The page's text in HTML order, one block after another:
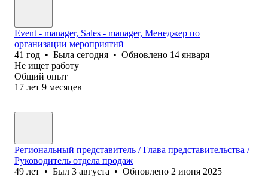
Event - manager, Sales - manager, Менеджер по
организации мероприятий
41 год • Была сегодня • Обновлено 14 января
Не ищет работу
Общий опыт
17 лет 9 месяцев
Региональный представитель / Глава представительства /
Руководитель отдела продаж
49 лет • Был 3 августа • Обновлено 2 июня 2025